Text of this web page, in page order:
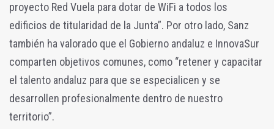
proyecto Red Vuela para dotar de WiFi a todos los
edificios de titularidad de la Junta”. Por otro lado, Sanz
también ha valorado que el Gobierno andaluz e InnovaSur
comparten objetivos comunes, como “retener y capacitar
el talento andaluz para que se especialicen y se
desarrollen profesionalmente dentro de nuestro
territorio”.